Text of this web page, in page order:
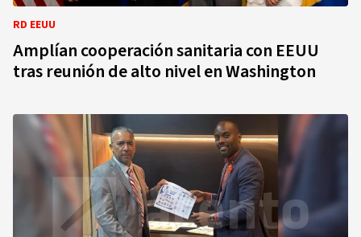
RD EEUU
Amplían cooperación sanitaria con EEUU
tras reunión de alto nivel en Washington